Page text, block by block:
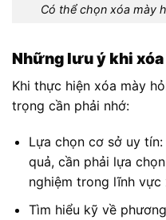
Có thể chọn xóa mày
Những lưu ý khi
Khi thực hiện xóa mày
trọng cần phải nhớ:
Lựa chọn cơ sở uy
quả, cần phải lựa
nghiệm trong lĩnh vực
Tìm hiểu kỹ về